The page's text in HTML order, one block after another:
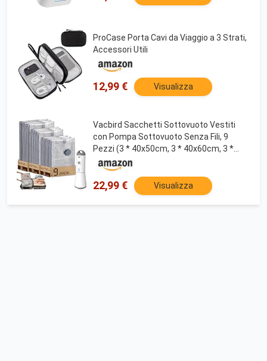
ProCase Porta Cavi da Viaggio a 3 Strati,
Accessori Utili
12,99 € Visualizza
Vacbird Sacchetti Sottovuoto Vestiti
con Pompa Sottovuoto Senza Fili, 9
Pezzi (3 * 40x50cm, 3 * 40x60cm, 3 *
50x60cm), Riutilizzabile Buste
Sottovuoto Vestiti da Viaggio per
Maglioni, Camicia, Viaggi
22,99 € Visualizza